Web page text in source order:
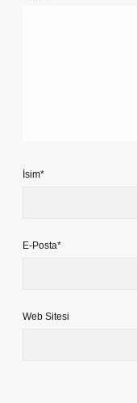
İsim*
E-Posta*
Web Sitesi